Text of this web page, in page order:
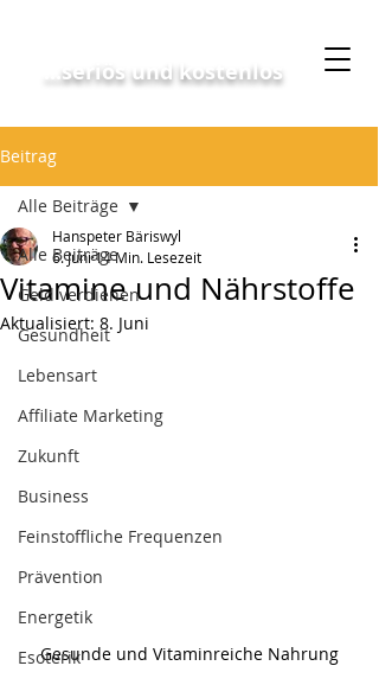
...seriös und kostenlos
Beitrag
Alle Beiträge
Geld verdienen
Gesundheit
Lebensart
Affiliate Marketing
Zukunft
Business
Feinstoffliche Frequenzen
Prävention
Energetik
Esoterik
Alle Beiträge
Vitamine und Nährstoffe
Hanspeter Bäriswyl
6. Juni14 Min. Lesezeit
Aktualisiert: 8. Juni
Gesunde und Vitaminreiche Nahrung